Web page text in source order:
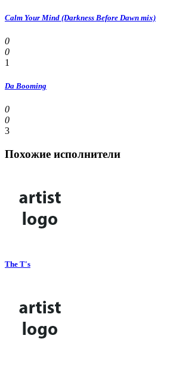
Calm Your Mind (Darkness Before Dawn mix)
0
0
1
Da Booming
0
0
3
Похожие исполнители
The T's